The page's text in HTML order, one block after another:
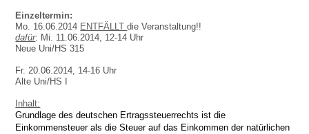
Einzeltermin:
Mo. 16.06.2014 ENTFÄLLTdie Veranstaltung!!
dafür: Mi. 11.06.2014, 12-14 Uhr
Neue Uni/HS 315
Fr. 20.06.2014, 14-16 Uhr
Alte Uni/HS I
Inhalt:
Grundlage des deutschen Ertragssteuerrechts ist die
Einkommensteuer als die Steuer auf das Einkommen der natürlichen